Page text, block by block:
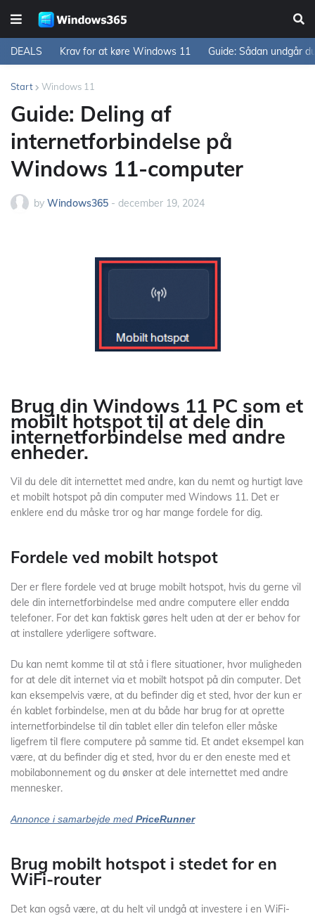
DEALS Krav for at køre Windows 11 Guide: Sådan undgår
Start Windows 11
Guide: Deling af
internetforbindelse på
Windows 11-computer
by Windows365 - december 19, 2024
Brug din Windows 11 PC som et
mobilt hotspot til at dele din
internetforbindelse med andre
enheder.
Vil du dele dit internettet med andre, kan du nemt og hurtigt lave
et mobilt hotspot på din computer med Windows 11. Det er
enklere end du måske tror og har mange fordele for dig.
Fordele ved mobilt hotspot
Der er flere fordele ved at bruge mobilt hotspot, hvis du gerne vil
dele din internetforbindelse med andre computere eller endda
telefoner. For det kan faktisk gøres helt uden at der er behov for
at installere yderligere software.
Du kan nemt komme til at stå i flere situationer, hvor muligheden
for at dele dit internet via et mobilt hotspot på din computer. Det
kan eksempelvis være, at du befinder dig et sted, hvor der kun er
én kablet forbindelse, men at du både har brug for at oprette
internetforbindelse til din tablet eller din telefon eller måske
ligefrem til flere computere på samme tid. Et andet eksempel kan
være, at du befinder dig et sted, hvor du er den eneste med et
mobilabonnement og du ønsker at dele internettet med andre
mennesker.
Annonce i samarbejde med PriceRunner
Brug mobilt hotspot i stedet for en
WiFi-router
Det kan også være, at du helt vil undgå at investere i en WiFi-